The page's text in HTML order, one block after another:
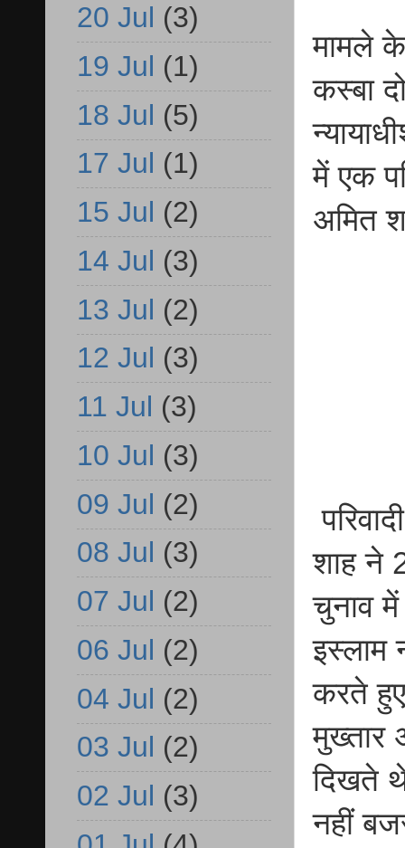
मामले के
कस्बा
में एक
अमित
शाह ने
चुनाव
इस्लाम
करते
मुख्तार
दिखते
नहीं
20 Jul (3)
19 Jul (1)
18 Jul (5)
17 Jul (1)
15 Jul (2)
14 Jul (3)
13 Jul (2)
12 Jul (3)
11 Jul (3)
10 Jul (3)
09 Jul (2)
08 Jul (3)
07 Jul (2)
06 Jul (2)
04 Jul (2)
03 Jul (2)
02 Jul (3)